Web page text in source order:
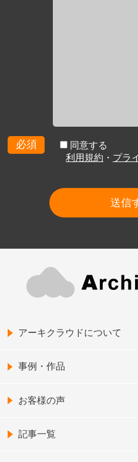
必須
同意する
利用規約 ・ プラ
送信
アーキクラウドについて
事例・作品
お客様の声
記事一覧